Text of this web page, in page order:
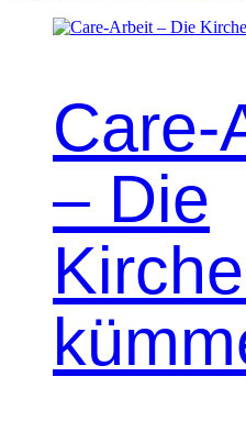
Care-
– Die